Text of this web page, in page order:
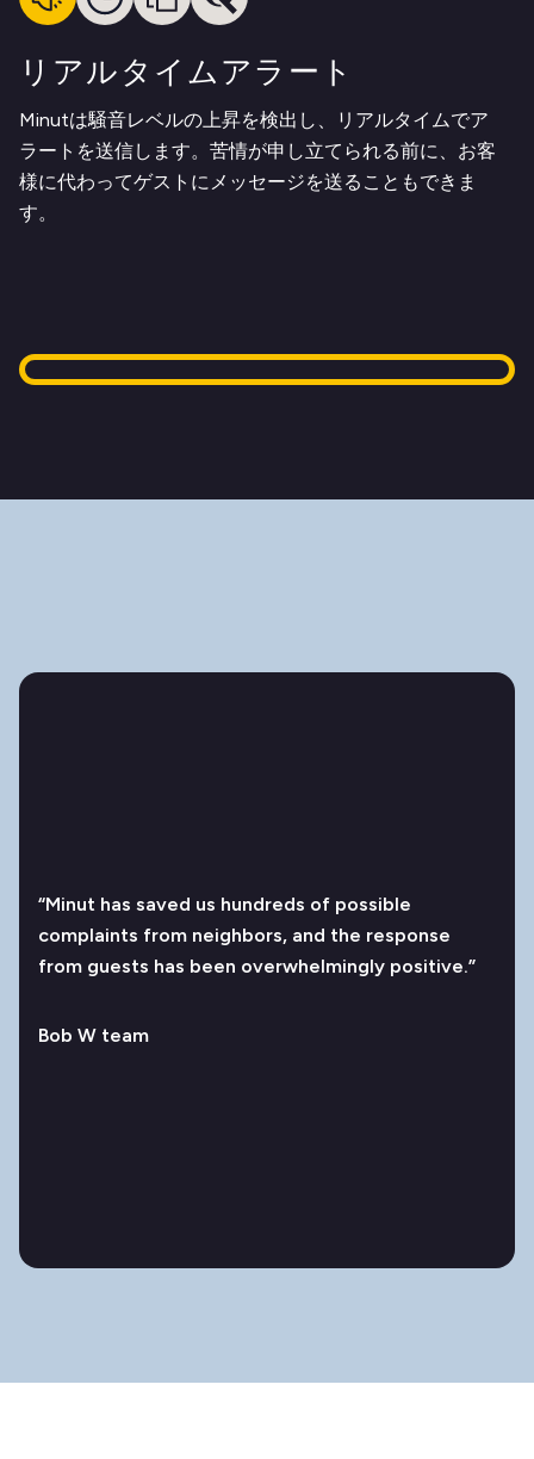
リアルタイムアラート
Minutは騒音レベルの上昇を検出し、リアルタイムでア
ラートを送信します。苦情が申し立てられる前に、お客
様に代わってゲストにメッセージを送ることもできま
す。
“Minut has saved us hundreds of possible
complaints from neighbors, and the response
from guests has been overwhelmingly positive.”
Bob W team